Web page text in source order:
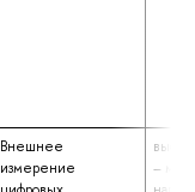
Внешнее
измерение
–